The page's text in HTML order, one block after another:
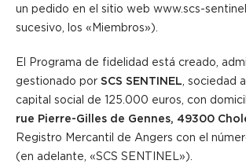
un pedido en el sitio web www.scs-
sucesivo, los «Miembros»).
El Programa de fidelidad está creado,
gestionado por SCS SENTINEL , sociedad
capital social de 125.000 euros, con
rue Pierre-Gilles de Gennes, 49300
Registro Mercantil de Angers con el
(en adelante, «SCS SENTINEL»).